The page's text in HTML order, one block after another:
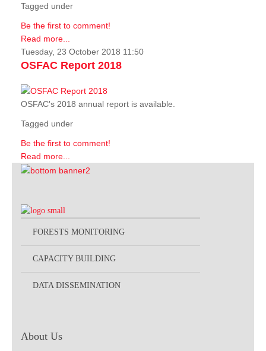
Tagged under
Be the first to comment!
Read more...
Tuesday, 23 October 2018 11:50
OSFAC Report 2018
OSFAC's 2018 annual report is available.
Tagged under
Be the first to comment!
Read more...
FORESTS MONITORING
CAPACITY BUILDING
DATA DISSEMINATION
About Us